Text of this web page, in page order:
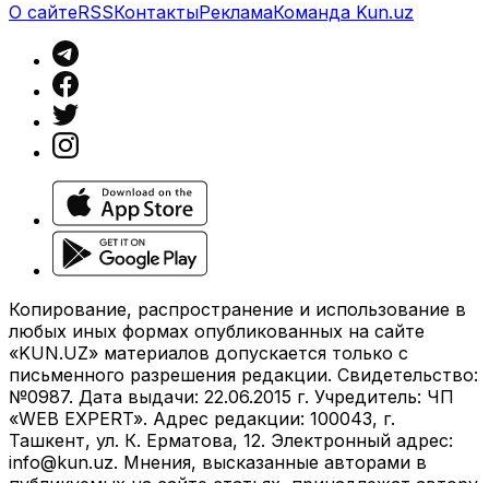
О сайтеRSSКонтактыРекламаКоманда Kun.uz
Копирование, распространение и использование в
любых иных формах опубликованных на сайте
«KUN.UZ» материалов допускается только с
письменного разрешения редакции. Свидетельство:
№0987. Дата выдачи: 22.06.2015 г. Учредитель: ЧП
«WEB EXPERT». Адрес редакции: 100043, г.
Ташкент, ул. К. Ерматова, 12. Электронный адрес:
info@kun.uz. Мнения, высказанные авторами в